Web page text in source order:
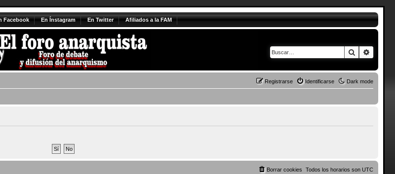
Facebook En Ínstagram En Twitter Afiliados a la FAM
Buscar
Dark mode
Identificarse
Registrarse
Todos los horarios sonUTC
Borrar cookies